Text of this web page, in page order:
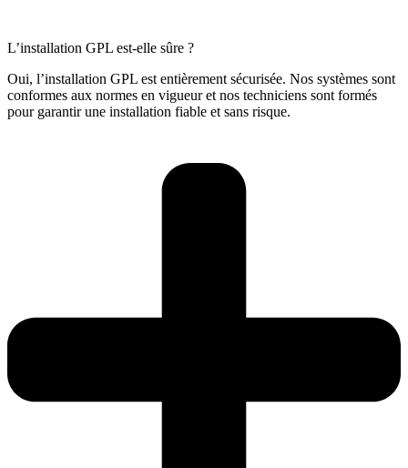
L’installation GPL est-elle sûre ?
Oui, l’installation GPL est entièrement sécurisée. Nos systèmes sont
conformes aux normes en vigueur et nos techniciens sont formés
pour garantir une installation fiable et sans risque.